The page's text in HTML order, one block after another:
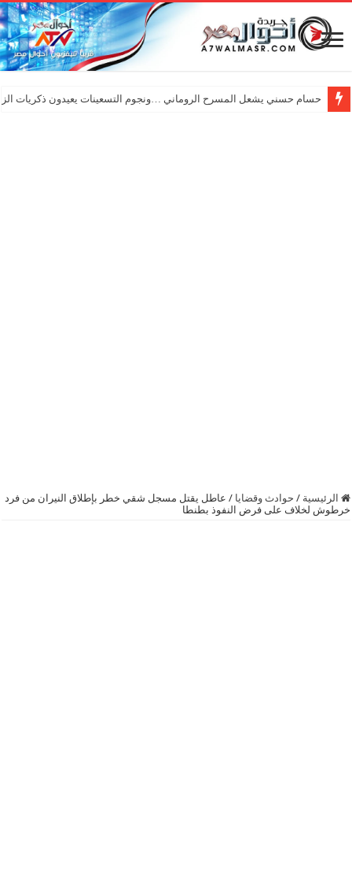
حسام حسني يشعل المسرح الروماني …ونجوم التسعينات يعيدون ذكريات
الرئيسية / حوادث وقضايا / عاطل يقتل مسجل شقي خطر بإطلاق النيران من فرد
خرطوش لخلاف على فرض النفوذ بطنطا